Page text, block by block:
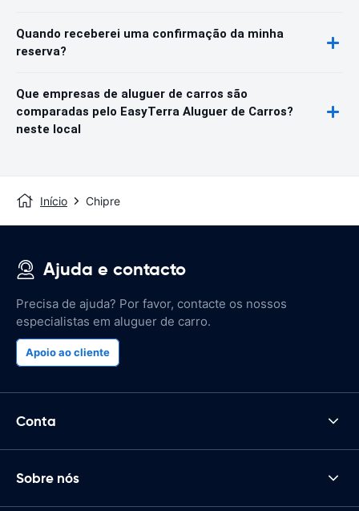
Quando receberei uma confirmação da minha
reserva?
Que empresas de aluguer de carros são
comparadas pelo EasyTerra Aluguer de Carros?
neste local
Início Chipre
Ajuda e contacto
Precisa de ajuda? Por favor, contacte os nossos
especialistas em aluguer de carro.
Apoio ao cliente
Conta
Sobre nós